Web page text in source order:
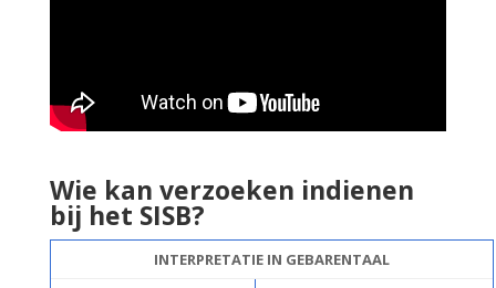
Wie kan verzoeken indienen
bij het SISB?
INTERPRETATIE IN GEBARENTAAL